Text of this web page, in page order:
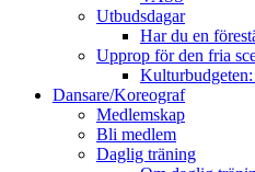
Utbudsdagar
Har du en
Upprop för den fria
Dansare/Koreograf
Medlemskap
Bli medlem
Daglig träning